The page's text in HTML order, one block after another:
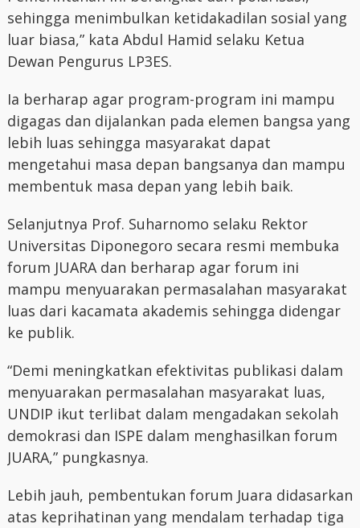
sehingga menimbulkan ketidakadilan sosial yang
luar biasa,” kata Abdul Hamid selaku Ketua
Dewan Pengurus LP3ES.
Ia berharap agar program-program ini mampu
digagas dan dijalankan pada elemen bangsa yang
lebih luas sehingga masyarakat dapat
mengetahui masa depan bangsanya dan mampu
membentuk masa depan yang lebih baik.
Selanjutnya Prof. Suharnomo selaku Rektor
Universitas Diponegoro secara resmi membuka
forum JUARA dan berharap agar forum ini
mampu menyuarakan permasalahan masyarakat
luas dari kacamata akademis sehingga didengar
ke publik.
“Demi meningkatkan efektivitas publikasi dalam
menyuarakan permasalahan masyarakat luas,
UNDIP ikut terlibat dalam mengadakan sekolah
demokrasi dan ISPE dalam menghasilkan forum
JUARA,” pungkasnya.
Lebih jauh, pembentukan forum Juara didasarkan
atas keprihatinan yang mendalam terhadap tiga